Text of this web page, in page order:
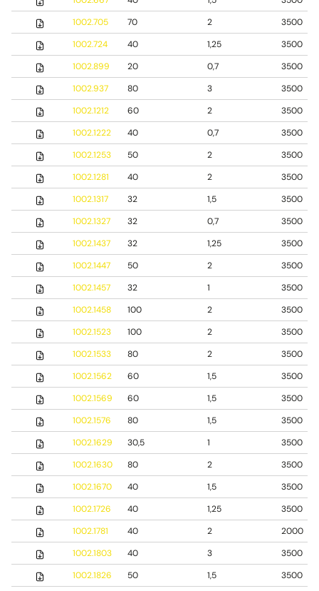
1002.705
70 2
3500
1002.724
40 1,25
3500
1002.899
20 0,7
3500
1002.937
80 3
3500
1002.1212
60 2
3500
1002.1222
40 0,7
3500
1002.1253
50 2
3500
1002.1281
40 2
3500
1002.1317
32 1,5
3500
1002.1327
32 0,7
3500
1002.1437
32 1,25
3500
1002.1447
50 2
3500
1002.1457
32 1
3500
1002.1458
100 2
3500
1002.1523
100 2
3500
1002.1533
80 2
3500
1002.1562
60 1,5
3500
1002.1569
60 1,5
3500
1002.1576
80 1,5
3500
1002.1629
30,5 1
3500
1002.1630
80 2
3500
1002.1670
40 1,5
3500
1002.1726
40 1,25
3500
1002.1781
40 2
2000
1002.1803
40 3
3500
1002.1826
50 1,5
3500